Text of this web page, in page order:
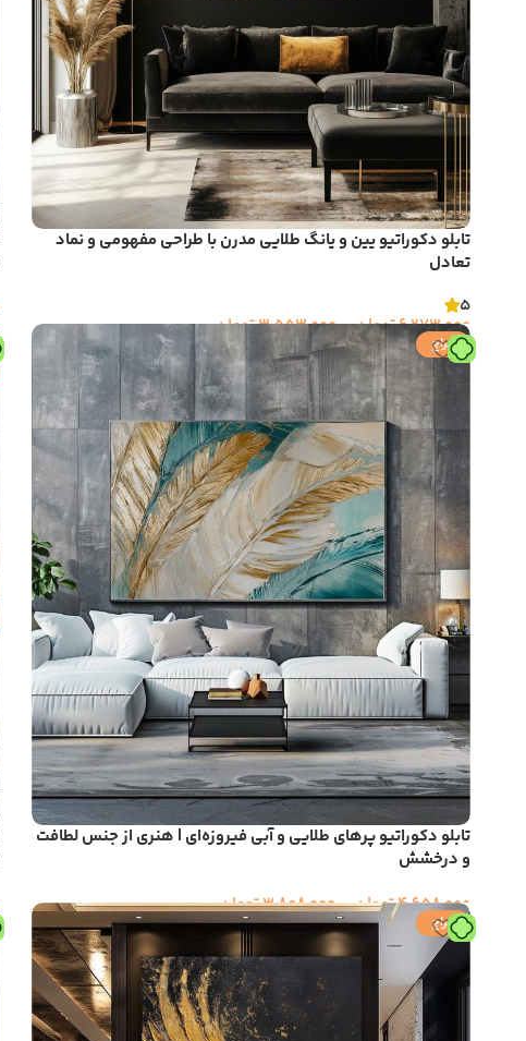
تابلو دکوراتیو یین و یانگ طلایی مدرن با طراحی مفهومی و نماد
تعادل
5
6,273,000تومان–
3,553,000تومان
حراج
تابلو دکوراتیو پرهای طلایی و آبی فیروزه‌ای | هنری از جنس لطافت
و درخشش
4,658,000تومان–
3,808,000تومان
حراج